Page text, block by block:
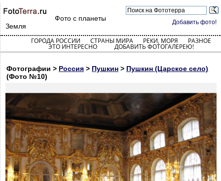
Добавить фото!
Фото с планеты
Земля
ГОРОДА РОССИИ СТРАНЫ МИРА РЕКИ, МОРЯ РАЗНОЕ
ЭТО ИНТЕРЕСНО ДОБАВИТЬ ФОТОГАЛЕРЕЮ!
Фотографии > Россия > Пушкин > Пушкин (Царское село)
(Фото №10)